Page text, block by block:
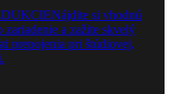
Nájdite si vhodnú
zariadenie a zažite skvelý
prepojenia pri štúdiovej,